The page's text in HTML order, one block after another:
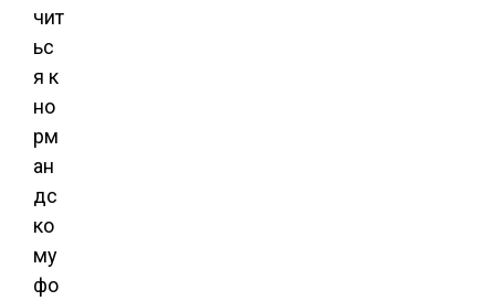
чит
ьс
я к
но
рм
ан
дс
ко
му
фо